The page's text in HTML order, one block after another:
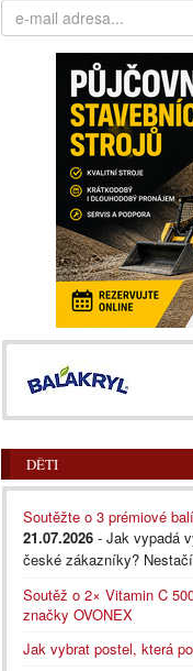
DĚTI
Soutěžte o 3 prémiové
21.07.2026 - Jak vypadá
české zákazníky?
Soutěž o 2× Vitamin C
značky OVONEX
Jak vybrat postel, která